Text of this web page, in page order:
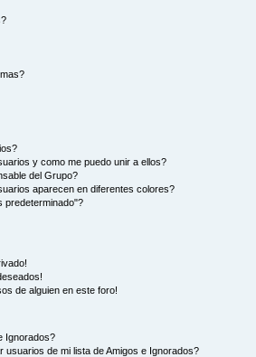
y como me puedo unir a ellos?
del Grupo?
aparecen en diferentes colores?
predeterminado"?
de alguien en este foro!
Ignorados?
usuarios de mi lista de Amigos e Ignorados?